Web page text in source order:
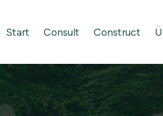
Start Consult Construct